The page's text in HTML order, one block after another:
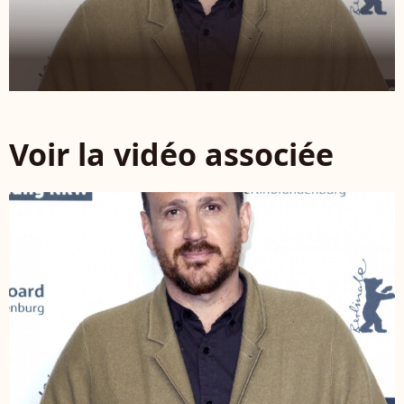
Voir la vidéo associée